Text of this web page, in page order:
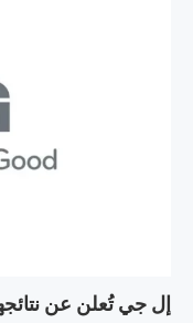
إل جي تُعلن عن نتائجها